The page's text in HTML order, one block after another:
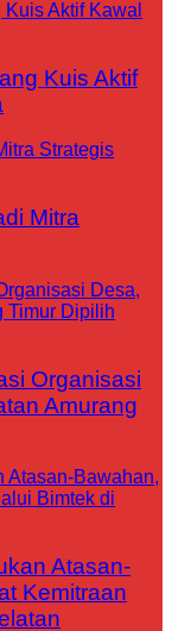
Kuis Aktif
Mitra
Organisasi
Amurang
Atasan-
Kemitraan